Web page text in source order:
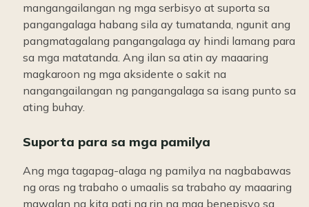
mangangailangan ng mga serbisyo at suporta sa
pangangalaga habang sila ay tumatanda, ngunit ang
pangmatagalang pangangalaga ay hindi lamang para
sa mga matatanda. Ang ilan sa atin ay maaaring
magkaroon ng mga aksidente o sakit na
nangangailangan ng pangangalaga sa isang punto sa
ating buhay.
Suporta para sa mga pamilya
Ang mga tagapag-alaga ng pamilya na nagbabawas
ng oras ng trabaho o umaalis sa trabaho ay maaaring
mawalan ng kita pati na rin ng mga benepisyo sa